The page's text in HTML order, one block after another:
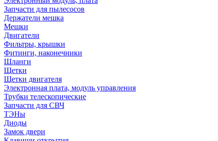
Запчасти для пылесосов
Держатели мешка
Мешки
Двигатели
Фильтры, крышки
Фитинги, наконечники
Шланги
Щетки
Щетки двигателя
Электронная плата, модуль управления
Трубки телескопические
Запчасти для СВЧ
ТЭНы
Диоды
Замок двери